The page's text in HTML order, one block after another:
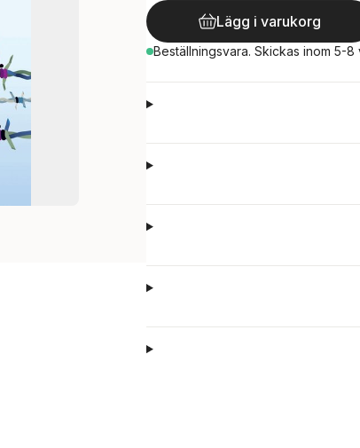
Lägg i varukorg
Beställningsvara. Skickas inom 5-8